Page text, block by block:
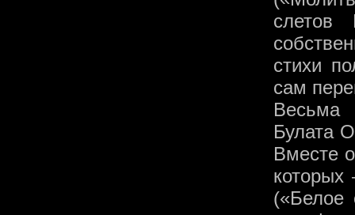
стихи
сам
Весьма
Булата
Вместе
(«Белое